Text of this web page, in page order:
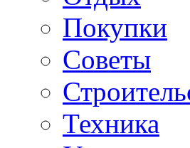
Покупки
Советы
Техника